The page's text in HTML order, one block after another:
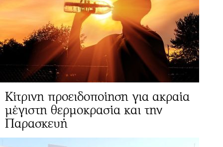
Κίτρινη προειδοποίηση για ακραία
μέγιστη θερμοκρασία και την
Παρασκευή